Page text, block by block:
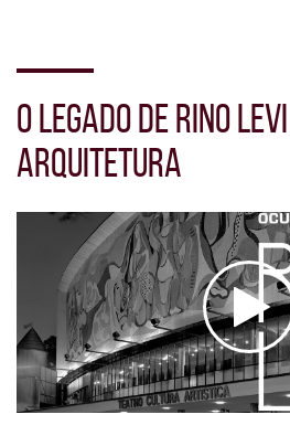
Seção
de
vídeo
O LEGADO DE RINO
ARQUITETURA